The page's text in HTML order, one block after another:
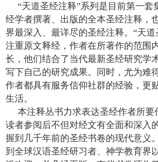
“天道圣经注释”系列是目前第一套
经学者撰著、出版的全本圣经注释，
界最深入、最详尽的圣经注释。“天道
注重原文释经，作者在所著作的范围
长，他们结合了当代最新圣经研究学
写下自己的研究成果。同时，尤为难
作者都具有服务信仰社群的经验，更
生活。
本注释丛书力求表达圣经作者所要
读者参阅后不但对经文有全面和深入
握到几千年前的圣经书卷的现代意义
到全球汉语圣经研习者、神学教育界